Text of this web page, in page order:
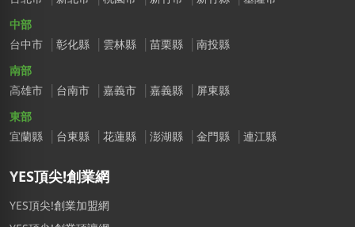
中部
台中市
彰化縣 雲林縣 苗栗縣
南投縣
南部
高雄市
台南市 嘉義市 嘉義縣
屏東縣
東部
宜蘭縣
台東縣 花蓮縣 澎湖縣 金門縣 連江縣
YES頂尖!創業網
YES頂尖!創業加盟網